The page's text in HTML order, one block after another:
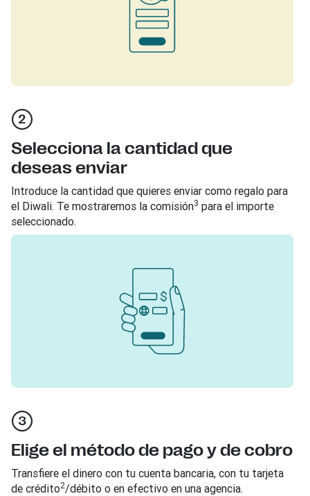
Selecciona la cantidad que
deseas enviar
Introduce la cantidad que quieres enviar como regalo para
el Diwali. Te mostraremos la comisión3 para el importe
seleccionado.
Elige el método de pago y de cobro
Transfiere el dinero con tu cuenta bancaria, con tu tarjeta
de crédito2/débito o en efectivo en una agencia.